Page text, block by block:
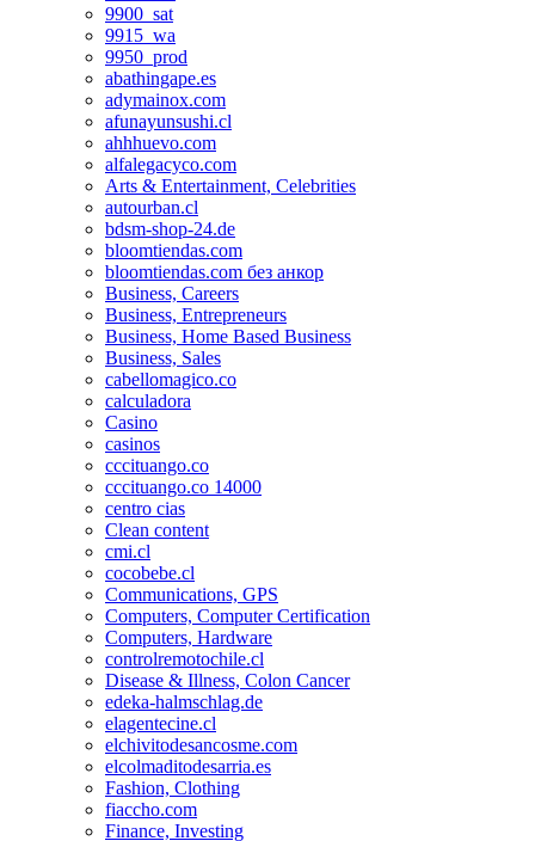
9900_sat
9915_wa
9950_prod
abathingape.es
adymainox.com
afunayunsushi.cl
ahhhuevo.com
alfalegacyco.com
Arts & Entertainment, Celebrities
autourban.cl
bdsm-shop-24.de
bloomtiendas.com
bloomtiendas.com без анкор
Business, Careers
Business, Entrepreneurs
Business, Home Based Business
Business, Sales
cabellomagico.co
calculadora
Casino
casinos
cccituango.co
cccituango.co 14000
centro cias
Clean content
cmi.cl
cocobebe.cl
Communications, GPS
Computers, Computer Certification
Computers, Hardware
controlremotochile.cl
Disease & Illness, Colon Cancer
edeka-halmschlag.de
elagentecine.cl
elchivitodesancosme.com
elcolmaditodesarria.es
Fashion, Clothing
fiaccho.com
Finance, Investing